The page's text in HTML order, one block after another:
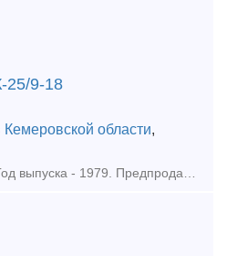
25/9-18
Кемеровской области,
Укладочный кран УК-25. Год выпуска - 1979. Предпродажного ремонта нет. Комплектация: крановая установка без дополнительных платформ. Дизель-генераторная установка на базе двигателя Д6-150с20. Колесные